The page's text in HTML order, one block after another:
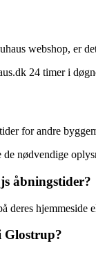
webshop, er
24 timer i
for andre
nødvendige
åbningstider?
deres hjemmeside
Glostrup?